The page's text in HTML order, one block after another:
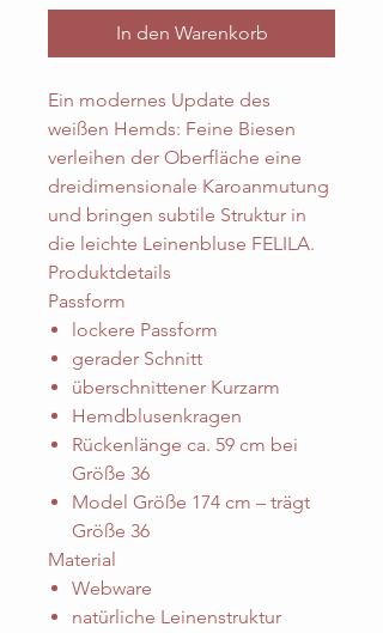
In den Warenkorb
Ein modernes Update des
weißen Hemds: Feine Biesen
verleihen der Oberfläche eine
dreidimensionale Karoanmutung
und bringen subtile Struktur in
die leichte Leinenbluse FELILA.
Produktdetails
Passform
lockere Passform
gerader Schnitt
überschnittener Kurzarm
Hemdblusenkragen
Rückenlänge ca. 59 cm bei
Größe 36
Model Größe 174 cm – trägt
Größe 36
Material
Webware
natürliche Leinenstruktur